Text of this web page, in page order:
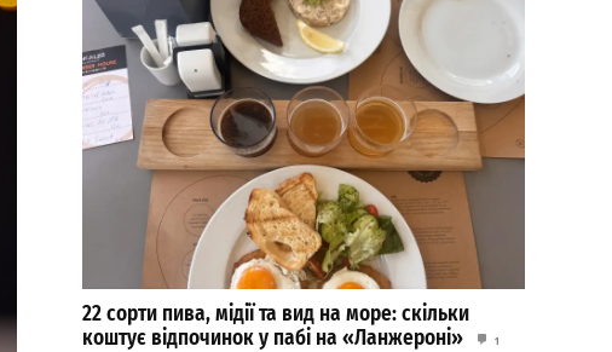
22 сорти пива, мідії та вид на море: скільки
коштує відпочинок у пабі на «Ланжероні»
1